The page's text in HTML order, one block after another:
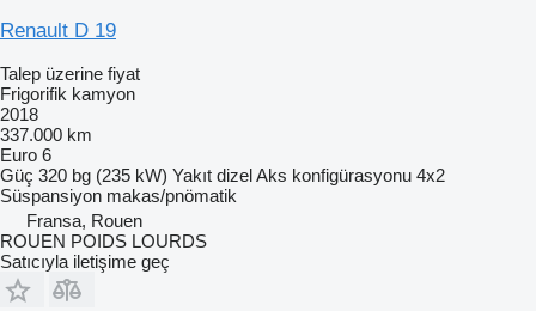
Renault D 19
Talep üzerine fiyat
Frigorifik kamyon
2018
337.000 km
Euro 6
Güç 320 bg (235 kW) Yakıt dizelAks konfigürasyonu 4x2
Süspansiyon makas/pnömatik
Fransa, Rouen
ROUEN POIDS LOURDS
Satıcıyla iletişime geç